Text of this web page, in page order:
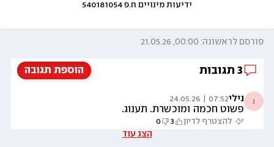
ידיעות מינויים ח.פ 540181054
פורסם לראשונה: 00:00, 21.05.26
הוספת תגובה 3 תגובות
נ נילי07:52 | 24.05.26
פשוט חכמה ומוכשרת. תענוג.
להצטרף לדיון 3
0
הצג עוד